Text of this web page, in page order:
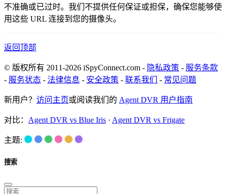
不准确或已过时。我们不提供任何保证或担保，确保您能够使
用这些 URL 连接到您的摄像头。
返回顶部
© 版权所有 2011-2026 iSpyConnect.com - 隐私政策 - 服务条款
- 服务状态 - 法律信息 - 安全政策 - 联系我们 - 常见问题
新用户？ 访问主页或阅读我们的 Agent DVR 用户指南
对比： Agent DVR vs Blue Iris · Agent DVR vs Frigate
主题:
搜索